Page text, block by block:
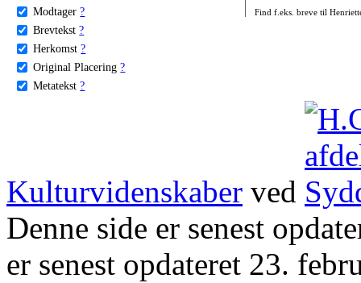
Modtager ?
Brevtekst ?
Herkomst ?
Original Placering ?
Metatekst ?
Find f.eks. breve til
Kulturvidenskaber ved
Denne side er senest
er senest opdateret 23.